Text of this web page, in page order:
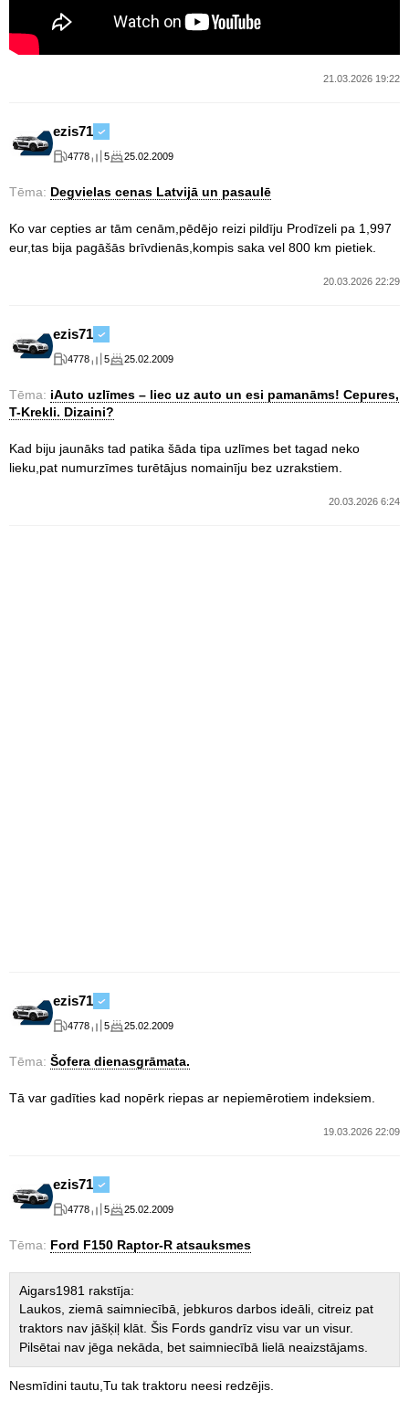
21.03.2026 19:22
ezis71
4778 5 25.02.2009
Tēma: Degvielas cenas Latvijā un pasaulē
Ko var cepties ar tām cenām,pēdējo reizi pildīju Prodīzeli pa 1,997
eur,tas bija pagāšās brīvdienās,kompis saka vel 800 km pietiek.
20.03.2026 22:29
ezis71
4778 5 25.02.2009
Tēma: iAuto uzlīmes – liec uz auto un esi pamanāms! Cepures,
T-Krekli. Dizaini?
Kad biju jaunāks tad patika šāda tipa uzlīmes bet tagad neko
lieku,pat numurzīmes turētājus nomainīju bez uzrakstiem.
20.03.2026 6:24
ezis71
4778 5 25.02.2009
Tēma: Šofera dienasgrāmata.
Tā var gadīties kad nopērk riepas ar nepiemērotiem indeksiem.
19.03.2026 22:09
ezis71
4778 5 25.02.2009
Tēma: Ford F150 Raptor-R atsauksmes
Aigars1981 rakstīja:
Laukos, ziemā saimniecībā, jebkuros darbos ideāli, citreiz pat
traktors nav jāšķiļ klāt. Šis Fords gandrīz visu var un visur.
Pilsētai nav jēga nekāda, bet saimniecībā lielā neaizstājams.
Nesmīdini tautu,Tu tak traktoru neesi redzējis.